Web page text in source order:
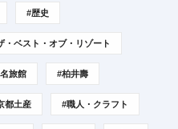
#歴史
・ベスト・オブ・リゾート
旅館 #柏井壽
都土産 #職人・クラフト